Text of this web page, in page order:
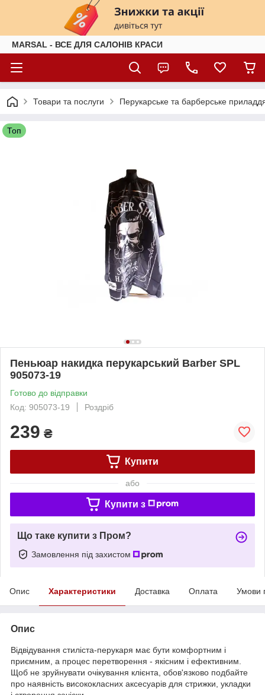
MARSAL - ВСЕ ДЛЯ САЛОНІВ КРАСИ
Товари та послуги Перукарське та барберське
Топ
Пеньюар накидка перукарський Barber SPL
905073-19
Готово до відправки
Код: 905073-19
Роздріб
239 ₴
Купити
або
Купити з
Що таке купити з Пром?
Замовлення під захистом
Опис Характеристики Доставка Оплата Умови
Опис
Відвідування стиліста-перукаря має бути комфортним і
приємним, а процес перетворення - якісним і ефективним.
Щоб не зруйнувати очікування клієнта, обов'язково подбайте
про наявність висококласних аксесуарів для стрижки, укладки